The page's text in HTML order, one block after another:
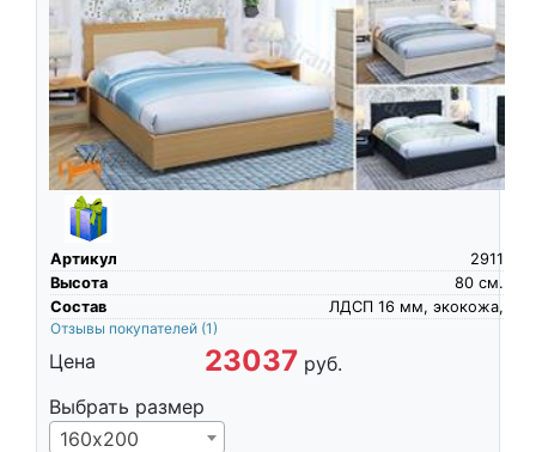
Артикул
2911
Высота
см.
80
Состав
ЛДСП 16 мм, экокожа,
Отзывы покупателей (1)
Цена 23037 руб.
Выбрать размер
160х200